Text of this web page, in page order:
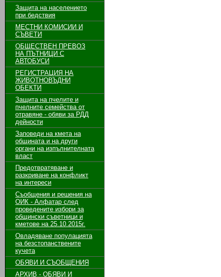
Защита на населението
при бедствия
МЕСТНИ КОМИСИИ И
СЪВЕТИ
ОБЩЕСТВЕН ПРЕВОЗ
НА ПЪТНИЦИ С
АВТОБУСИ
РЕГИСТРАЦИЯ НА
ЖИВОТНОВЪДНИ
ОБЕКТИ
Защита на пчелите и
пчелните семейства от
отравяне - обяви за РДД
дейности
Заповеди на кмета на
общината и на други
органи на изпълнителната
власт
Предотвратяване и
разкриване на конфликт
на интереси
Съобщения и решения на
ОИК - Алфатар след
проведените избори за
общински съветници и
кметове на 25.10.2015г.
Овладяване популацията
на безстопанствените
кучета
ОБЯВИ И СЪОБЩЕНИЯ
АРХИВ - ОБЯВИ И